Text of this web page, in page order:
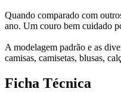
Quando comparado com
ano. Um couro bem cuidado
A modelagem padrão e as
camisas, camisetas, blusas,
Ficha Técnica